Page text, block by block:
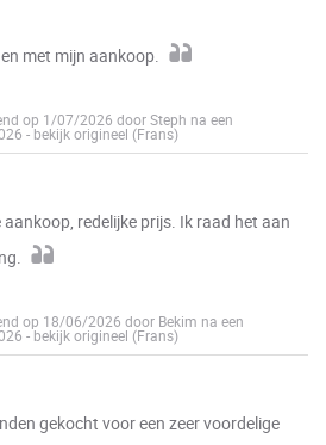
met mijn aankoop.
op 1/07/2026 door Steph na een
-bekijk origineel (Frans)
redelijke prijs. Ik raad het aan
op 18/06/2026 door Bekim na een
-bekijk origineel (Frans)
gekocht voor een zeer voordelige